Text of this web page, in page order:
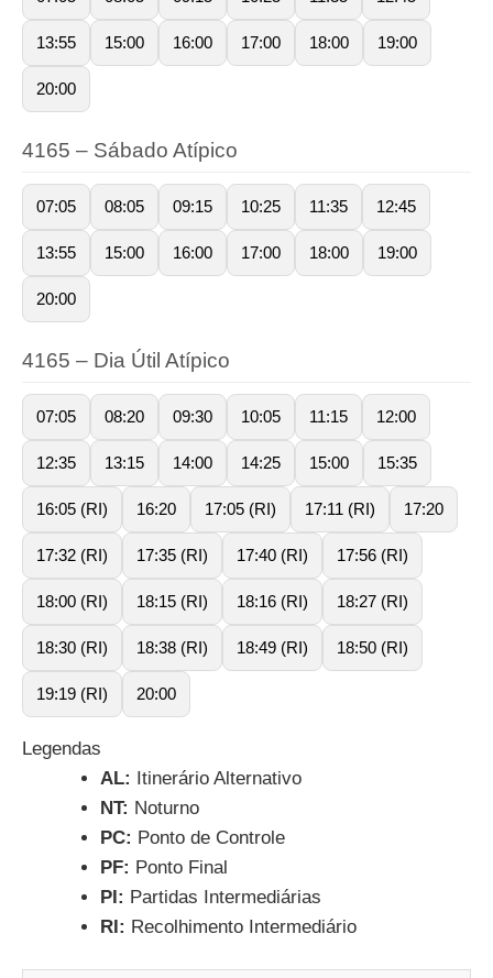
13:55 15:00 16:00 17:00 18:00 19:00
20:00
4165 – Sábado Atípico
07:05 08:05 09:15 10:25 11:35 12:45
13:55 15:00 16:00 17:00 18:00 19:00
20:00
4165 – Dia Útil Atípico
07:05 08:20 09:30 10:05 11:15 12:00
12:35 13:15 14:00 14:25 15:00 15:35
16:05 (RI) 16:20 17:05 (RI) 17:11 (RI) 17:20
17:32 (RI) 17:35 (RI) 17:40 (RI) 17:56 (RI)
18:00 (RI) 18:15 (RI) 18:16 (RI) 18:27 (RI)
18:30 (RI) 18:38 (RI) 18:49 (RI) 18:50 (RI)
19:19 (RI) 20:00
Legendas
AL: Itinerário Alternativo
NT: Noturno
PC: Ponto de Controle
PF: Ponto Final
PI: Partidas Intermediárias
RI: Recolhimento Intermediário